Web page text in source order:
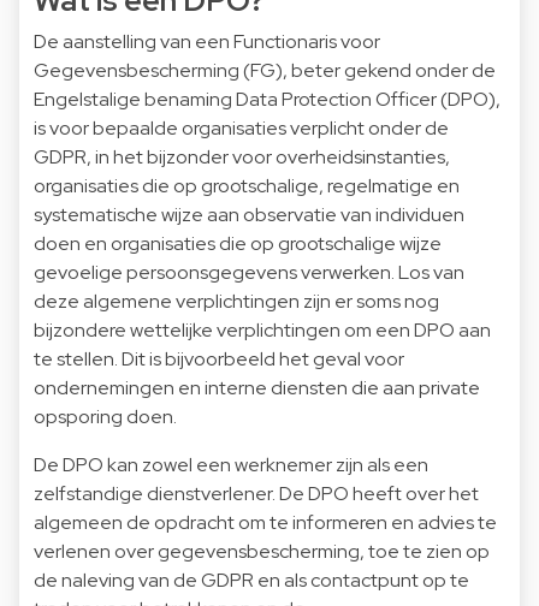
De aanstelling van een Functionaris voor
Gegevensbescherming (FG), beter gekend onder de
Engelstalige benaming Data Protection Officer (DPO),
is voor bepaalde organisaties verplicht onder de
GDPR, in het bijzonder voor overheidsinstanties,
organisaties die op grootschalige, regelmatige en
systematische wijze aan observatie van individuen
doen en organisaties die op grootschalige wijze
gevoelige persoonsgegevens verwerken. Los van
deze algemene verplichtingen zijn er soms nog
bijzondere wettelijke verplichtingen om een DPO aan
te stellen. Dit is bijvoorbeeld het geval voor
ondernemingen en interne diensten die aan private
opsporing doen.
De DPO kan zowel een werknemer zijn als een
zelfstandige dienstverlener. De DPO heeft over het
algemeen de opdracht om te informeren en advies te
verlenen over gegevensbescherming, toe te zien op
de naleving van de GDPR en als contactpunt op te